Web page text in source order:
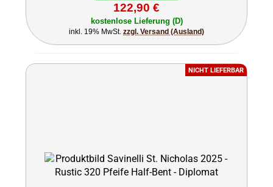
122,90 €
kostenlose Lieferung (D)
inkl. 19% MwSt. zzgl. Versand (Ausland)
NICHT LIEFERBAR